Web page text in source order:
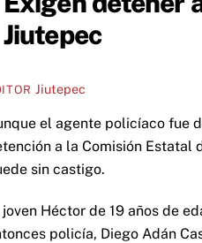
Jiutepec
Jiutepec
el agente policíaco fue
a la Comisión Estatal
sin castigo.
joven Héctor de 19 años de
policía, Diego Adán